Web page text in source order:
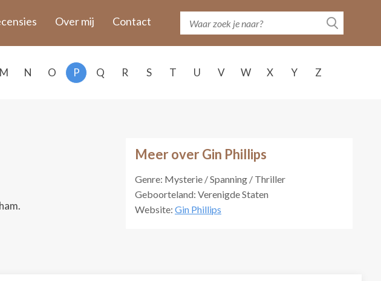
Over mij Contact
M N O P Q R S T U V W X Y Z
Meer over Gin Phillips
Genre: Mysterie / Spanning / Thriller
Geboorteland: Verenigde Staten
Website: Gin Phillips